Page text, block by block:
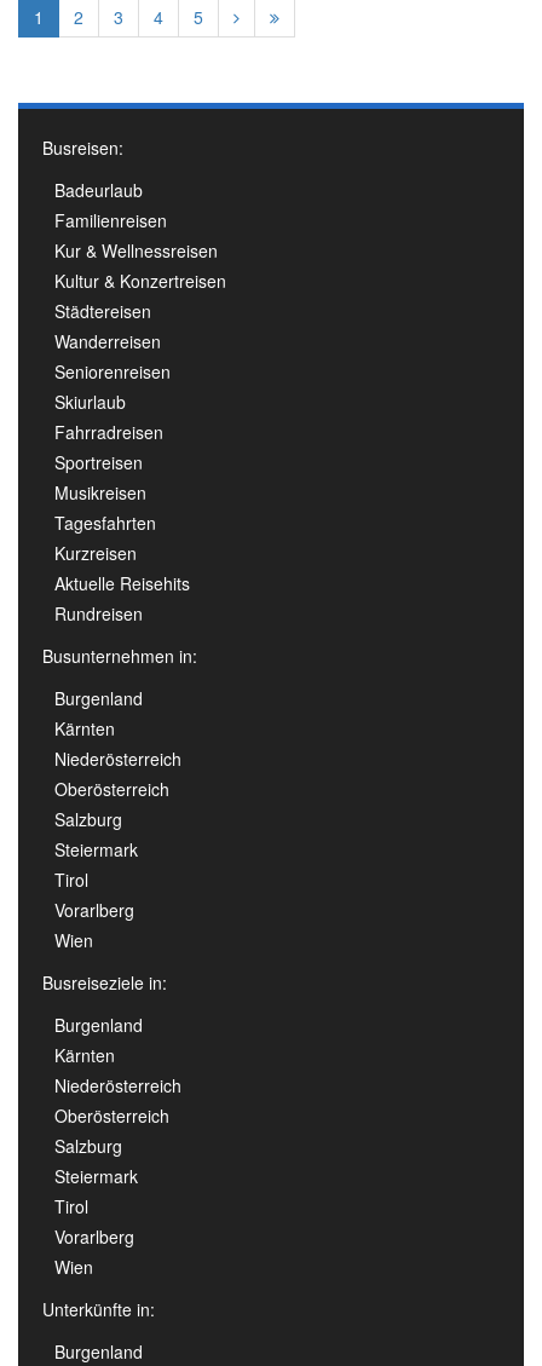
1 2 3 4 5
Busreisen:
Badeurlaub
Familienreisen
Kur & Wellnessreisen
Kultur & Konzertreisen
Städtereisen
Wanderreisen
Seniorenreisen
Skiurlaub
Fahrradreisen
Sportreisen
Musikreisen
Tagesfahrten
Kurzreisen
Aktuelle Reisehits
Rundreisen
Busunternehmen in:
Burgenland
Kärnten
Niederösterreich
Oberösterreich
Salzburg
Steiermark
Tirol
Vorarlberg
Wien
Busreiseziele in:
Burgenland
Kärnten
Niederösterreich
Oberösterreich
Salzburg
Steiermark
Tirol
Vorarlberg
Wien
Unterkünfte in:
Burgenland